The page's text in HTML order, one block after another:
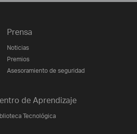
Prensa
Noticias
Premios
Asesoramiento de seguridad
de Aprendizaje
Tecnológica